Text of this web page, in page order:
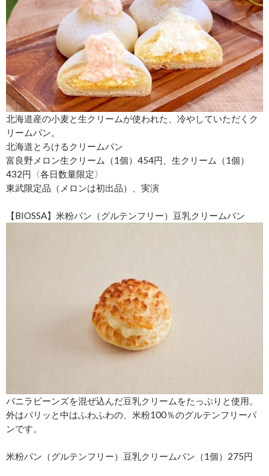
北海道産の小麦と生クリームが使われた、冷やしていただくク
リームパン。
北海道とろけるクリームパン
富良野メロン生クリーム（1個）454円、生クリーム（1個）
432円〈各日数量限定〉
東武限定品（メロンは初出品）、実演
【BIOSSA】米粉パン（グルテンフリー）豆乳クリームパン
バニラビーンズを混ぜ込んだ豆乳クリームをたっぷりと使用。
外はパリッと中はふわふわの、米粉100％のグルテンフリーパ
ンです。
米粉パン（グルテンフリー）豆乳クリームパン（1個）275円